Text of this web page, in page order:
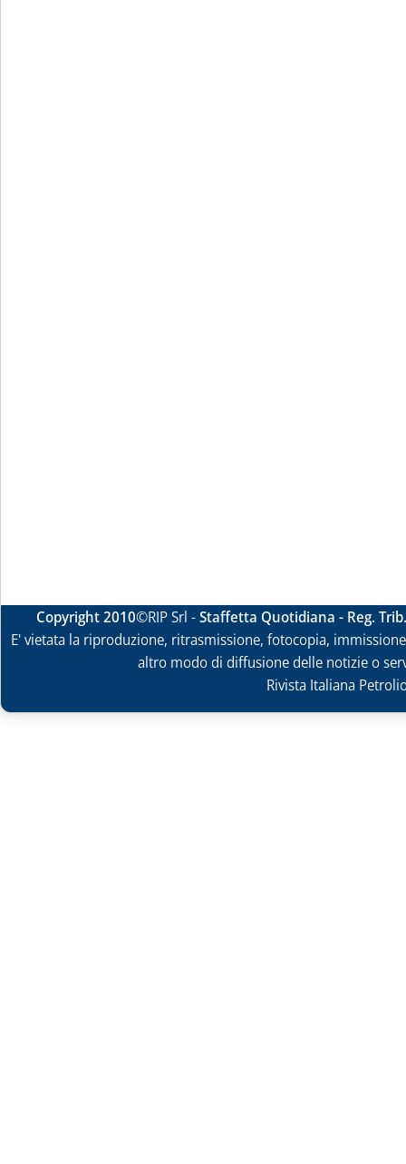
Copyright 2010©RIP Srl -Staffetta Quotidiana - Reg.
E' vietata la riproduzione, ritrasmissione, fotocopia,
altro modo di diffusione delle notizie o
Rivista Italiana